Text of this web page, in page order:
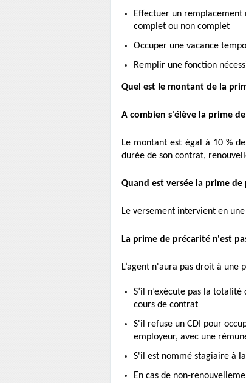
Effectuer un remplacement
complet ou non complet
Occuper une vacance
Remplir une fonction
Quel est le montant de la
A combien s'élève la prime
Le montant est égal à 10 %
durée de son contrat,
Quand est versée la prime de
Le versement intervient en
La prime de précarité n'est
L’agent n'aura pas droit à une
S’il n’exécute pas la
cours de contrat
S'il refuse un CDI pour
employeur, avec une
S'il est nommé stagiaire à
En cas de non-